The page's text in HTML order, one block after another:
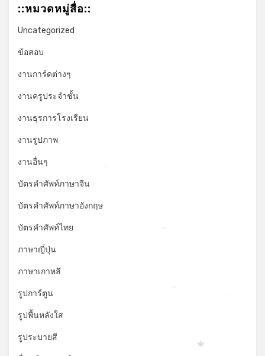
::หมวดหมู่สื่อ::
Uncategorized
ข้อสอบ
งานการ์ดต่างๆ
งานครูประจำชั้น
งานธุรการโรงเรียน
งานรูปภาพ
งานอื่นๆ
บัตรคำศัพท์ภาษาจีน
บัตรคำศัพท์ภาษาอังกฤษ
บัตรคำศัพท์ไทย
ภาษาญี่ปุ่น
ภาษาเกาหลี
รูปการ์ตูน
รูปพื้นหลังใส
รูประบายสี